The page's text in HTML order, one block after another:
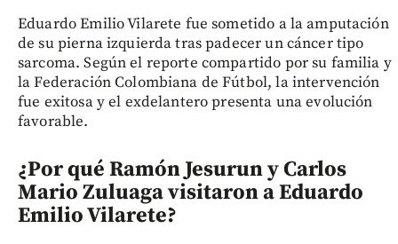
Eduardo Emilio Vilarete fue sometido a la amputación
de su pierna izquierda tras padecer un cáncer tipo
sarcoma. Según el reporte compartido por su familia y
la Federación Colombiana de Fútbol, la intervención
fue exitosa y el exdelantero presenta una evolución
favorable.
¿Por qué Ramón Jesurun y Carlos
Mario Zuluaga visitaron a Eduardo
Emilio Vilarete?